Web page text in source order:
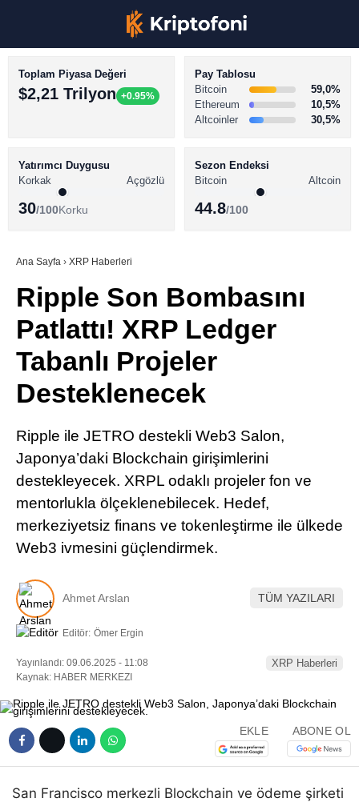
Youtube
TikTok
BİTCOİN HABERLERİ
ALTCOİN HABERLERİ
SÖZLÜK
Toplam Piyasa Değeri
$2,21 Trilyon +0.95%
Pay Tablosu
Bitcoin
59,0%
Ethereum
10,5%
Altcoinler
30,5%
Yatırımcı Duygusu
Korkak
Açgözlü
30/100Korku
Sezon Endeksi
Bitcoin
Altcoin
44.8/100
Ana Sayfa › XRP Haberleri
Ripple Son Bombasını
Patlattı! XRP Ledger
Tabanlı Projeler
Desteklenecek
Ripple ile JETRO destekli Web3 Salon,
Japonya’daki Blockchain girişimlerini
destekleyecek. XRPL odaklı projeler fon ve
mentorlukla ölçeklenebilecek. Hedef,
merkeziyetsiz finans ve tokenleştirme ile ülkede
Web3 ivmesini güçlendirmek.
Ahmet Arslan TÜM YAZILARI
Editör: Ömer Ergin
Yayınlandı: 09.06.2025 - 11:08
Kaynak: HABER MERKEZI
XRP Haberleri
EKLE ABONE OL
San Francisco merkezli Blockchain ve ödeme şirketi